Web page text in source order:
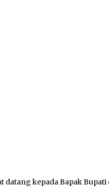
datang kepada Bapak